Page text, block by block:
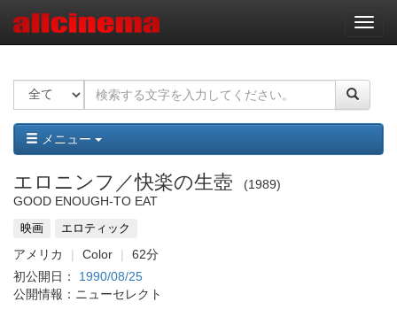
ナ
ビ
ー
ョ
ン
メニュー
エロニンフ／快楽の生壺
1989
GOOD ENOUGH-TO EAT
映画 エロティック
アメリカ Color
62分
初公開日： 1990/08/25
公開情報：ニューセレクト